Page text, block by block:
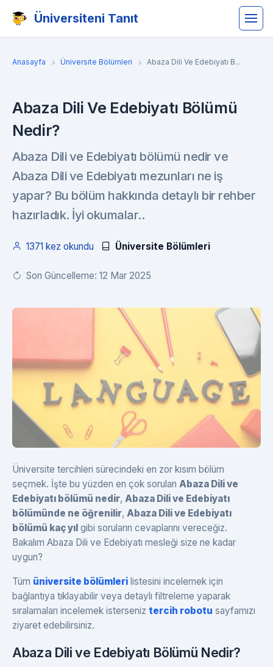
Üniversiteni Tanıt
Anasayfa Üniversite Bölümleri Abaza Dili Ve Edebiyatı B...
Abaza Dili Ve Edebiyatı Bölümü
Nedir?
Abaza Dili ve Edebiyatı bölümü nedir ve
Abaza Dili ve Edebiyatı mezunları ne iş
yapar? Bu bölüm hakkında detaylı bir rehber
hazırladık. İyi okumalar..
1371 kez okundu Üniversite Bölümleri
Son Güncelleme: 12 Mar 2025
Üniversite tercihleri sürecindeki en zor kısım bölüm
seçmek. İşte bu yüzden en çok sorulan Abaza Dili ve
Edebiyatı bölümü nedir, Abaza Dili ve Edebiyatı
bölümünde ne öğrenilir, Abaza Dili ve Edebiyatı
bölümü kaç yıl gibi soruların cevaplarını vereceğiz.
Bakalım Abaza Dili ve Edebiyatı mesleği size ne kadar
uygun?
Tüm üniversite bölümleri listesini incelemek için
bağlantıya tıklayabilir veya detaylı filtreleme yaparak
sıralamaları incelemek isterseniz tercih robotu sayfamızı
ziyaret edebilirsiniz.
Abaza Dili ve Edebiyatı Bölümü Nedir?